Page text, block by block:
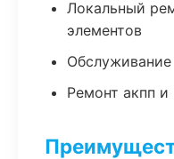
Локальный
элементов
Ремонт акпп и